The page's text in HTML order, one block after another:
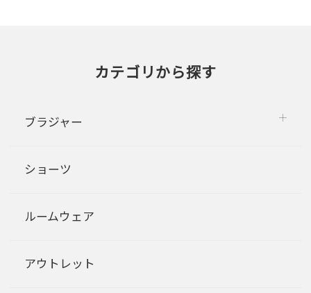
カテゴリから探す
ブラジャー
ショーツ
ルームウェア
アウトレット